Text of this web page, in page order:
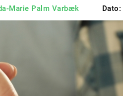
Marie Palm Varbæk Dato: